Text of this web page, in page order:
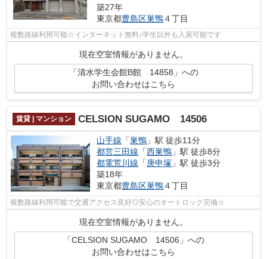
築27年
東京都豊島区巣鴨４丁目
複数路線利用可能☆インターネット無料♪学生以外も入居可能です
現在空室情報がありません。
「清水学生会館B館 14858」への
お問い合わせはこちら
賃貸 | マンション CELSION SUGAMO 14506
山手線 「巣鴨 」駅 徒歩11分
都営三田線 「西巣鴨 」駅 徒歩8分
都電荒川線 「庚申塚 」駅 徒歩3分
築18年
東京都豊島区巣鴨４丁目
複数路線利用可能で交通アクセス良好◎安心のオートロック完備☆
現在空室情報がありません。
「CELSION SUGAMO 14506」への
お問い合わせはこちら